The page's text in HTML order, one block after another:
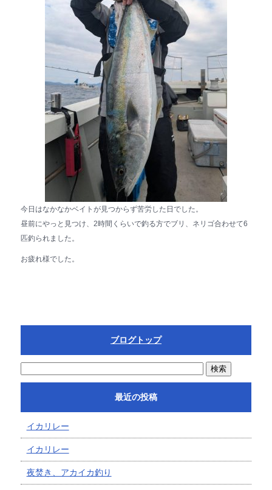
今日はなかなかベイトが見つからず苦労した日でした。
昼前にやっと見つけ、2時間くらいで釣る方でブリ、ネリゴ合わせて6
匹釣られました。
お疲れ様でした。
ブログトップ
最近の投稿
イカリレー
イカリレー
夜焚き、アカイカ釣り